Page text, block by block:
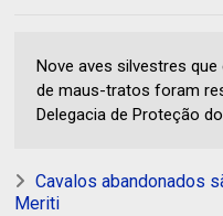
Nove aves silvestres
de maus-tratos foram
Delegacia de Proteção
Cavalos abandonados
Meriti